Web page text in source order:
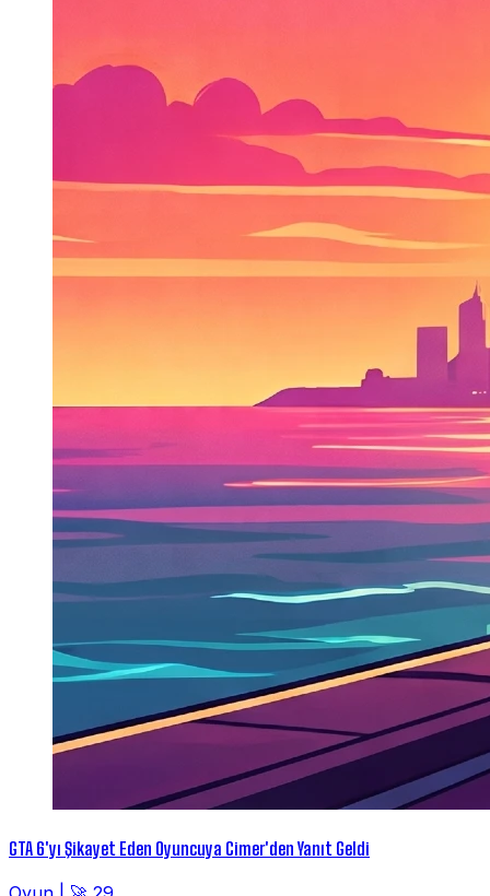
GTA 6'yı Şikayet Eden Oyuncuya Cimer'den Yanıt Geldi